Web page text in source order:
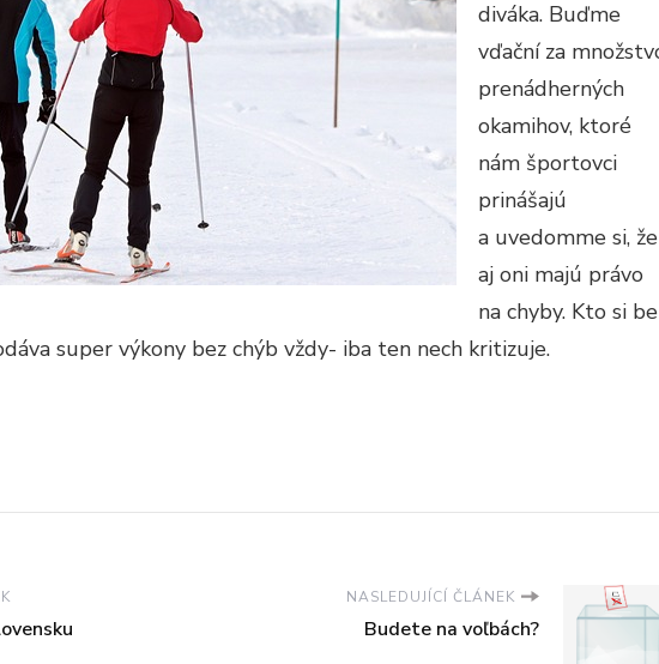
diváka. Buďme
vďační za
prenádherných
okamihov, ktoré
nám športovci
prinášajú
a uvedomme si, že
aj oni majú právo
na chyby. Kto si
super výkony bez chýb vždy- iba ten nech kritizuje.
NASLEDUJÍCÍ ČLÁNEK
Budete na voľbách?